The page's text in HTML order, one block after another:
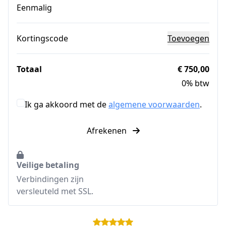
Eenmalig
Kortingscode Toevoegen
Totaal
€ 750,00
0% btw
Ik ga akkoord met dealgemene voorwaarden.
Afrekenen
Veilige betaling
Verbindingen zijn
versleuteld met SSL.